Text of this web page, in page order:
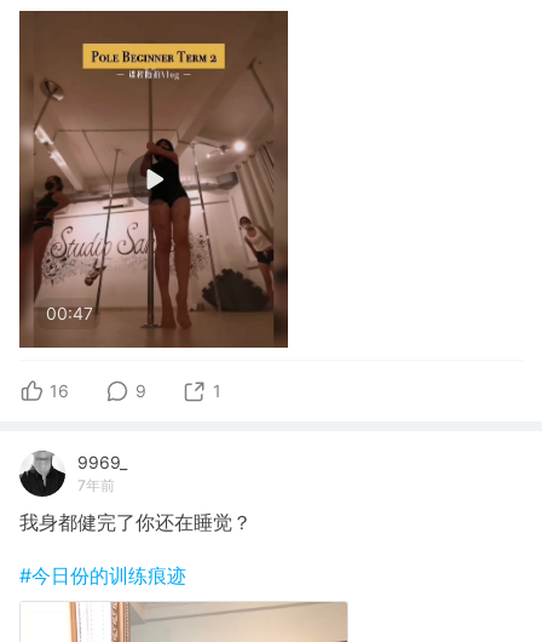
00:47
16 9 1
9969_
7年前
我身都健完了你还在睡觉？
#今日份的训练痕迹